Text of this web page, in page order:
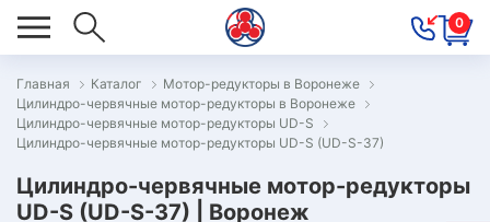
0
Главная Каталог
Мотор-редукторы в Воронеже
Цилиндро-червячные мотор-редукторы в Воронеже
Цилиндро-червячные мотор-редукторы UD-S
Цилиндро-червячные мотор-редукторы UD-S (UD-S-37)
Цилиндро-червячные мотор-редукторы
UD-S (UD-S-37) | Воронеж